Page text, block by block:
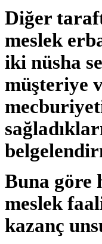
Diğer
meslek
iki nüsha
müşteriye
Buna göre
meslek
kazanç